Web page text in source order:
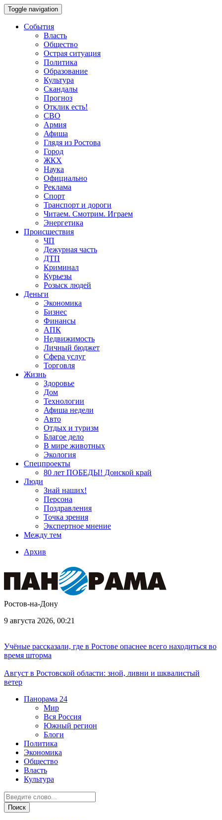
Toggle navigation
События
Власть
Общество
Острая ситуация
Политика
Образование
Культура
Скандалы
Прогноз
Отклик есть!
СВО
Армия
Афиша
Глядя из Ростова
Город
ЖКХ
Наука
Официально
Реклама
Спорт
Транспорт и дороги
Читаем. Смотрим. Играем
Энергетика
Происшествия
ЧП
Дежурная часть
ДТП
Криминал
Курьезы
Розыск людей
Деньги
Экономика
Бизнес
Финансы
АПК
Недвижимость
Личный бюджет
Сфера услуг
Торговля
Жизнь
Здоровье
Дом
Технологии
Афиша недели
Авто
Отдых и туризм
Благое дело
В мире животных
Экология
Спецпроекты
80 лет ПОБЕДЫ! Донской край
Люди
Знай наших!
Персона
Поздравления
Точка зрения
Экспертное мнение
Между тем
Архив
Ростов-на-Дону
9 августа 2026, 00:21
Учёные рассказали, где в Ростове опаснее всего находиться во
время шторма
Август в Ростовской области: зной, ливни и шквалистый
ветер
Панорама 24
Мир
Вся Россия
Южный регион
Блоги
Политика
Экономика
Общество
Власть
Культура